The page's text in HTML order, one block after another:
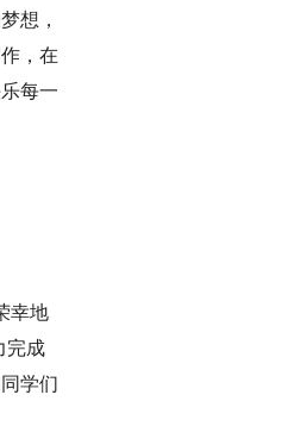
想，
，在
每一
幸地
完成
学们